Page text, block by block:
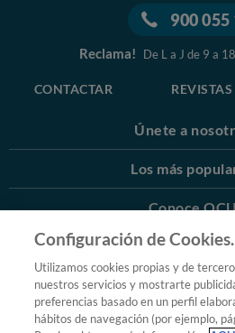
900 055
Reclama! De L a J de 9 a
CONTACTAR REVISTAS
Únete a
Los más
Conoce
Más
© 2026 OCU
Condiciones generales de
Configuración de Cookies.
Utilizamos cookies propias y de
nuestros servicios y mostrarte
preferencias basado en un perfil
hábitos de navegación (por ejemplo,